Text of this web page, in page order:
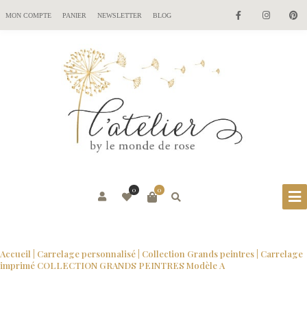
MON COMPTE PANIER NEWSLETTER BLOG
0
0
Accueil Carrelage personnalisé Collection Grands peintres | Carrelage
imprimé COLLECTION GRANDS PEINTRES Modèle A